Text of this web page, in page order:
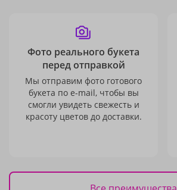
Фото реального букета
перед отправкой
Мы отправим фото готового
букета по e-mail, чтобы вы
смогли увидеть свежесть и
красоту цветов до доставки.